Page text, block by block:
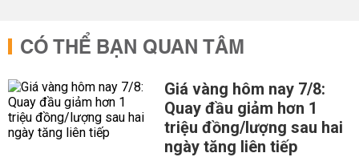
CÓ THỂ BẠN QUAN TÂM
Giá vàng hôm nay 7/8:
Quay đầu giảm hơn 1
triệu đồng/lượng sau hai
ngày tăng liên tiếp